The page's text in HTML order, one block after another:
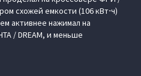
схожей емкости (106 кВт⋅ч)
активнее нажимал на
/ DREAM, и меньше